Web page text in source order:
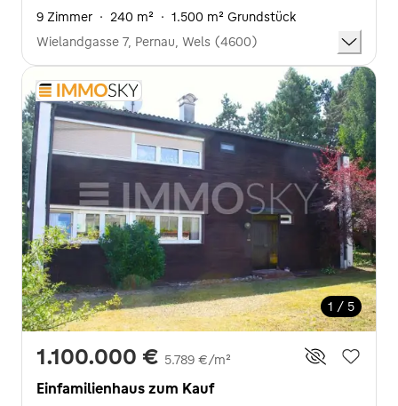
9 Zimmer · 240 m² · 1.500 m² Grundstück
Wielandgasse 7, Pernau, Wels (4600)
1 / 5
1.100.000 € 5.789 €/m²
Einfamilienhaus zum Kauf